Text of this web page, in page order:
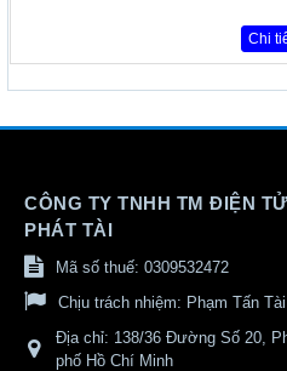
Chi
CÔNG TY TNHH TM ĐIỆN
PHÁT TÀI
Mã số thuế: 0309532472
Chịu trách nhiệm: Phạm Tấn Tài
Địa chỉ: 138/36 Đường Số 20,
phố Hồ Chí Minh